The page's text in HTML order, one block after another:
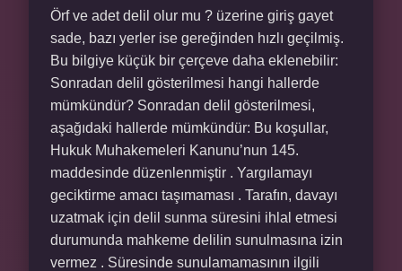
Örf ve adet delil olur mu ? üzerine giriş gayet
sade, bazı yerler ise gereğinden hızlı geçilmiş.
Bu bilgiye küçük bir çerçeve daha eklenebilir:
Sonradan delil gösterilmesi hangi hallerde
mümkündür? Sonradan delil gösterilmesi,
aşağıdaki hallerde mümkündür: Bu koşullar,
Hukuk Muhakemeleri Kanunu’nun 145.
maddesinde düzenlenmiştir . Yargılamayı
geciktirme amacı taşımaması . Tarafın, davayı
uzatmak için delil sunma süresini ihlal etmesi
durumunda mahkeme delilin sunulmasına izin
vermez . Süresinde sunulamamasının ilgili